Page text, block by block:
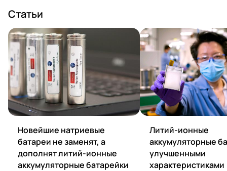
Статьи
Новейшие натриевые
батареи не заменят, а
дополнят литий-ионные
аккумуляторные батарейки
Литий-ионные
аккумуляторные
улучшенными
характеристиками